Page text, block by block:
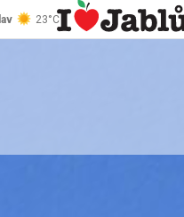
23°C